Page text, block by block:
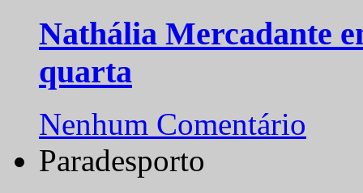
Nathália Mercadante
quarta
Nenhum Comentário
Paradesporto